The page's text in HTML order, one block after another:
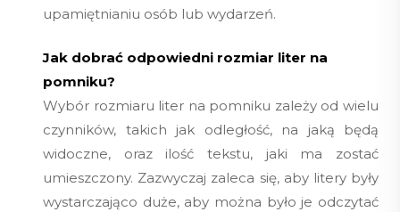
upamiętnianiu osób lub wydarzeń.
Jak dobrać odpowiedni rozmiar liter na
pomniku?
Wybór rozmiaru liter na pomniku zależy od wielu
czynników, takich jak odległość, na jaką będą
widoczne, oraz ilość tekstu, jaki ma zostać
umieszczony. Zazwyczaj zaleca się, aby litery były
wystarczająco duże, aby można było je odczytać